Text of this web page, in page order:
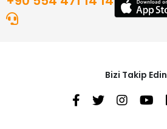
Bizi Takip Edin